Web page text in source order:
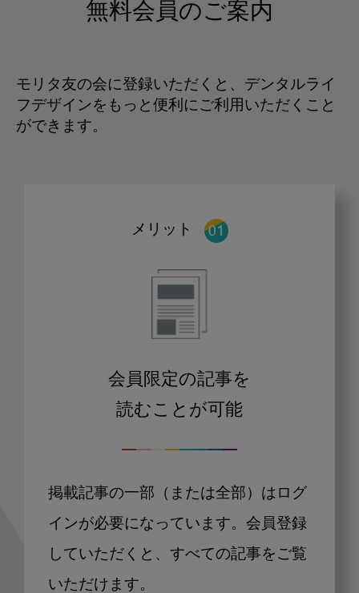
無料会員のご案内
モリタ友の会に登録いただくと、デンタルライ
フデザインをもっと便利にご利用いただくこと
ができます。
メリット
会員限定の記事を
読むことが可能
掲載記事の一部（または全部）はログ
インが必要になっています。会員登録
していただくと、すべての記事をご覧
いただけます。